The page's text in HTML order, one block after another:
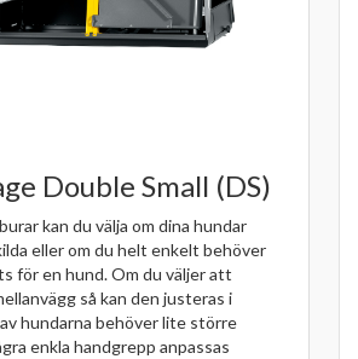
Double Small (DS)
kan du välja om dina hundar
eller om du helt enkelt behöver
för en hund. Om du väljer att
så kan den justeras i
hundarna behöver lite större
enkla handgrepp anpassas